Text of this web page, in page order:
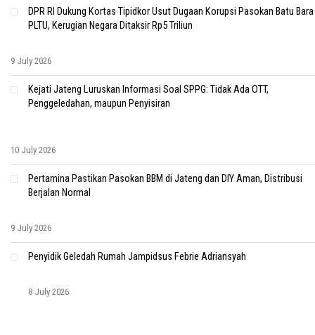
DPR RI Dukung Kortas Tipidkor Usut Dugaan Korupsi Pasokan Batu Bara
PLTU, Kerugian Negara Ditaksir Rp5 Triliun
9 July 2026
Kejati Jateng Luruskan Informasi Soal SPPG: Tidak Ada OTT,
Penggeledahan, maupun Penyisiran
10 July 2026
Pertamina Pastikan Pasokan BBM di Jateng dan DIY Aman, Distribusi
Berjalan Normal
9 July 2026
Penyidik Geledah Rumah Jampidsus Febrie Adriansyah
8 July 2026